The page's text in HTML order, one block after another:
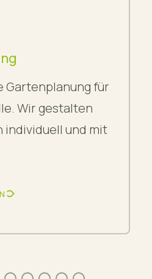
Gartenplanung für
Wir gestalten
individuell und mit